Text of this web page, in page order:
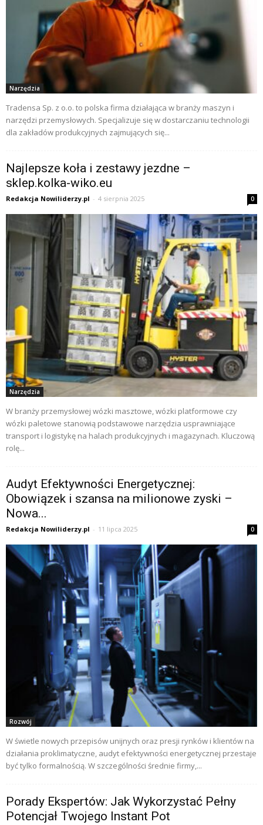
Narzędzia
Tradensa Sp. z o.o. to polska firma działająca w branży maszyn i
narzędzi przemysłowych. Specjalizuje się w dostarczaniu technologii
dla zakładów produkcyjnych zajmujących się...
Najlepsze koła i zestawy jezdne –
sklep.kolka-wiko.eu
Redakcja Nowiliderzy.pl - 4 sierpnia 2025 0
Narzędzia
W branży przemysłowej wózki masztowe, wózki platformowe czy
wózki paletowe stanowią podstawowe narzędzia usprawniające
transport i logistykę na halach produkcyjnych i magazynach. Kluczową
rolę...
Audyt Efektywności Energetycznej:
Obowiązek i szansa na milionowe zyski –
Nowa...
Redakcja Nowiliderzy.pl - 11 lipca 2025 0
Rozwój
W świetle nowych przepisów unijnych oraz presji rynków i klientów na
działania proklimatyczne, audyt efektywności energetycznej przestaje
być tylko formalnością. W szczególności średnie firmy,...
Porady Ekspertów: Jak Wykorzystać Pełny
Potencjał Twojego Instant Pot